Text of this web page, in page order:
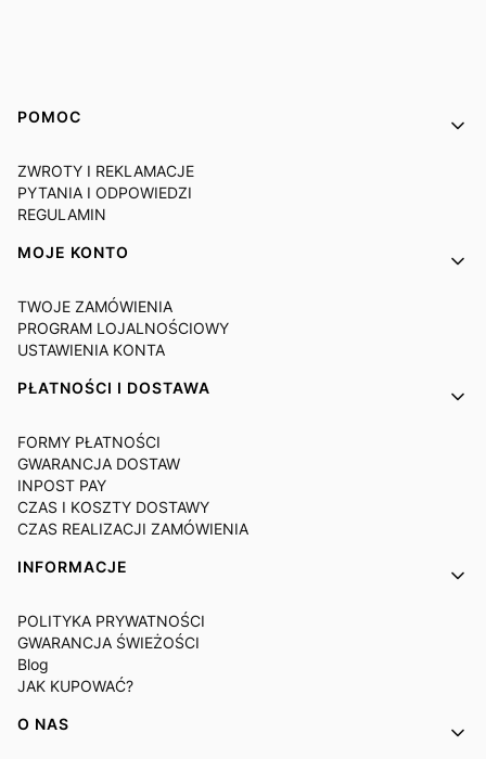
Linki w stopce
POMOC
ZWROTY I REKLAMACJE
PYTANIA I ODPOWIEDZI
REGULAMIN
MOJE KONTO
TWOJE ZAMÓWIENIA
PROGRAM LOJALNOŚCIOWY
USTAWIENIA KONTA
PŁATNOŚCI I DOSTAWA
FORMY PŁATNOŚCI
GWARANCJA DOSTAW
INPOST PAY
CZAS I KOSZTY DOSTAWY
CZAS REALIZACJI ZAMÓWIENIA
INFORMACJE
POLITYKA PRYWATNOŚCI
GWARANCJA ŚWIEŻOŚCI
Blog
JAK KUPOWAĆ?
O NAS